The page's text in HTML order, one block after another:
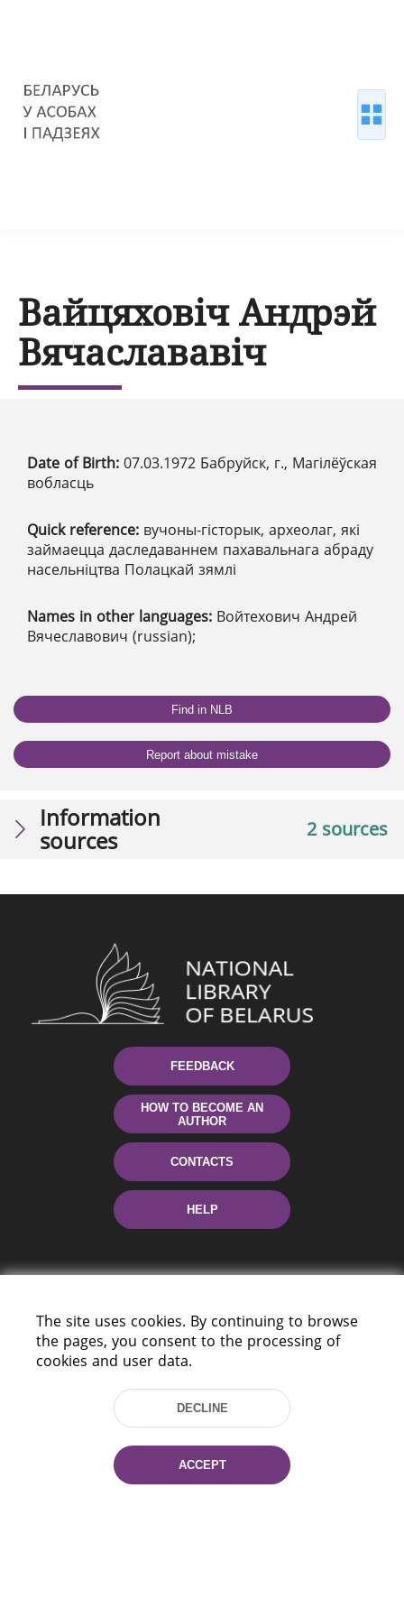
Вайцяховіч Андрэй
Вячаслававіч
Date of Birth: 07.03.1972 Бабруйск, г., Магілёўская
вобласць
Quick reference: вучоны-гісторык, археолаг, які
займаецца даследаваннем пахавальнага абраду
насельніцтва Полацкай зямлі
Names in other languages: Войтехович Андрей
Вячеславович (russian);
Find in NLB
Report about mistake
2 sources
Information
sources
FEEDBACK
HOW TO BECOME AN
AUTHOR
CONTACTS
HELP
Tel.: (+375 17) 368 37 37
Fax: (+375 17) 368 97 06
E-mail: inbox@nlb.by
The site uses cookies. By continuing to browse
the pages, you consent to the processing of
cookies and user data.
DECLINE
ACCEPT